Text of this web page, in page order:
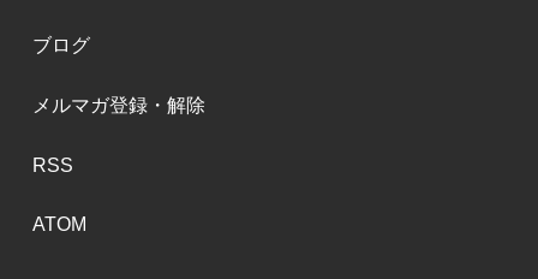
ブログ
メルマガ登録・解除
RSS
ATOM